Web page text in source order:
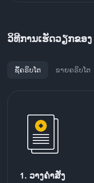
ວິທີການເຮັດວຽກຂອງ
ຊື້ຄຣິບໂຕ ຂາຍຄຣິບໂຕ
1. ວາງຄໍາສັ່ງ